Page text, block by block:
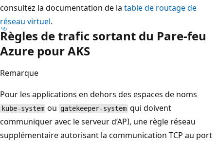
consultez la documentation de la table de routage de
réseau virtuel.
Règles de trafic sortant du Pare-feu
Azure pour AKS
Remarque
Pour les applications en dehors des espaces de noms
kube-system ou gatekeeper-system qui doivent
communiquer avec le serveur d’API, une règle réseau
supplémentaire autorisant la communication TCP au port